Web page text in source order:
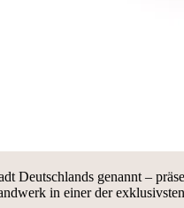
Deutschlands genannt –
in einer der